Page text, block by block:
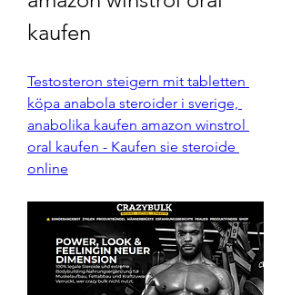
kaufen
Testosteron steigern mit tabletten
köpa anabola steroider i sverige,
anabolika kaufen amazon winstrol
oral kaufen - Kaufen sie steroide
online